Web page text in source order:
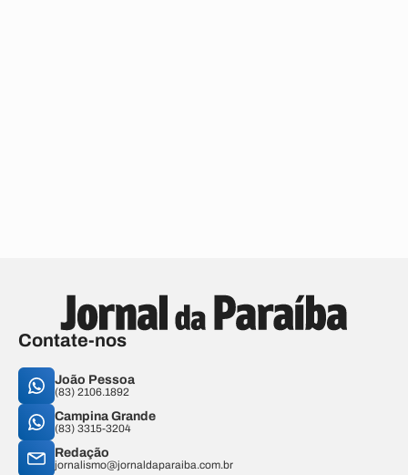
Contate-nos
João Pessoa
(83) 2106.1892
Campina Grande
(83) 3315-3204
Redação
jornalismo@jornaldaparaiba.com.br